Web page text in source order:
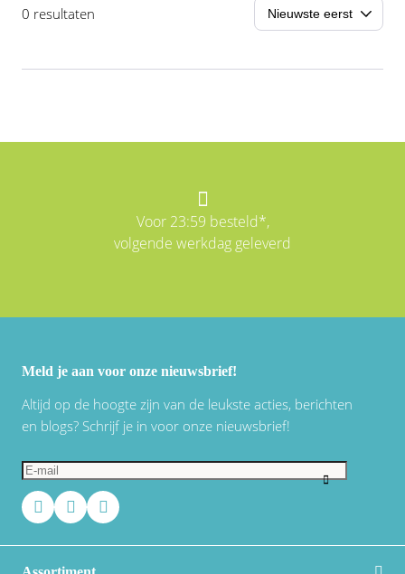
0 resultaten
Voor 23:59 besteld*,
volgende werkdag geleverd
Meld je aan voor onze nieuwsbrief!
Altijd op de hoogte zijn van de leukste acties, berichten
en blogs? Schrijf je in voor onze nieuwsbrief!